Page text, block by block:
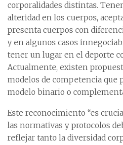
corporalidades distintas.
alteridad en los cuerpos,
presenta cuerpos con
y en algunos casos
tener un lugar en el deporte
Actualmente, existen
modelos de competencia que
modelo binario o
Este reconocimiento “es
las normativas y protocolos
reflejar tanto la diversidad